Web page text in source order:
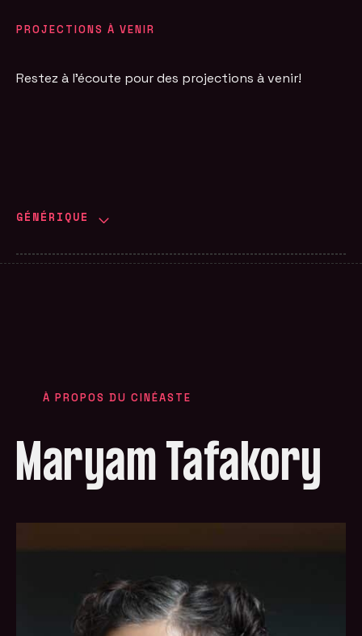
PROJECTIONS À VENIR
Restez à l'écoute pour des projections à venir!
GÉNÉRIQUE
À PROPOS DU CINÉASTE
Maryam Tafakory